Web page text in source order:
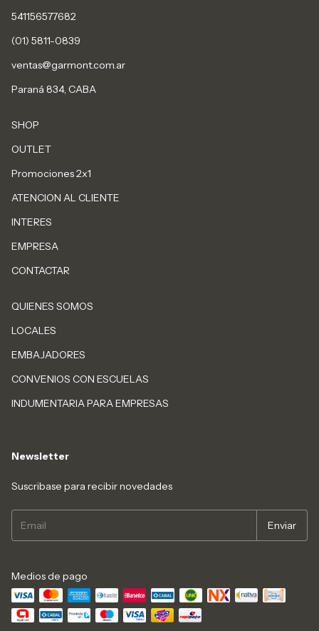
541156577682
(01) 5811-0839
ventas@garmont.com.ar
Paraná 834, CABA
SHOP
OUTLET
Promociones 2x1
ATENCION AL CLIENTE
INTERES
EMPRESA
CONTACTAR
QUIENES SOMOS
LOCALES
EMBAJADORES
CONVENIOS CON ESCUELAS
INDUMENTARIA PARA EMPRESAS
Newsletter
Suscribase para recibir novedades
Medios de pago